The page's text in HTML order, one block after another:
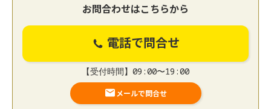
お問合わせはこちらから
電話で問合せ
【受付時間】09:00〜19:00
メールで問合せ